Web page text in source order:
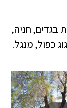
בגדים, חניה,
כפול, מנגל.